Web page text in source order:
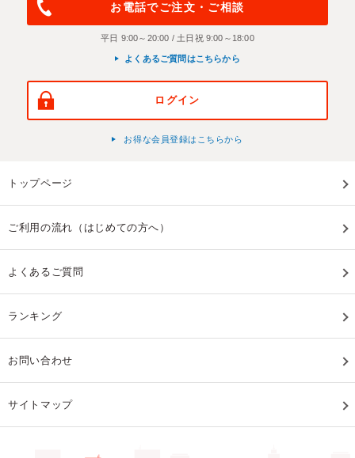
お電話でご注文・ご相談
平日 9:00～20:00 / 土日祝 9:00～18:00
よくあるご質問はこちらから
ログイン
お得な会員登録はこちらから
トップページ
ご利用の流れ（はじめての方へ）
よくあるご質問
ランキング
お問い合わせ
サイトマップ